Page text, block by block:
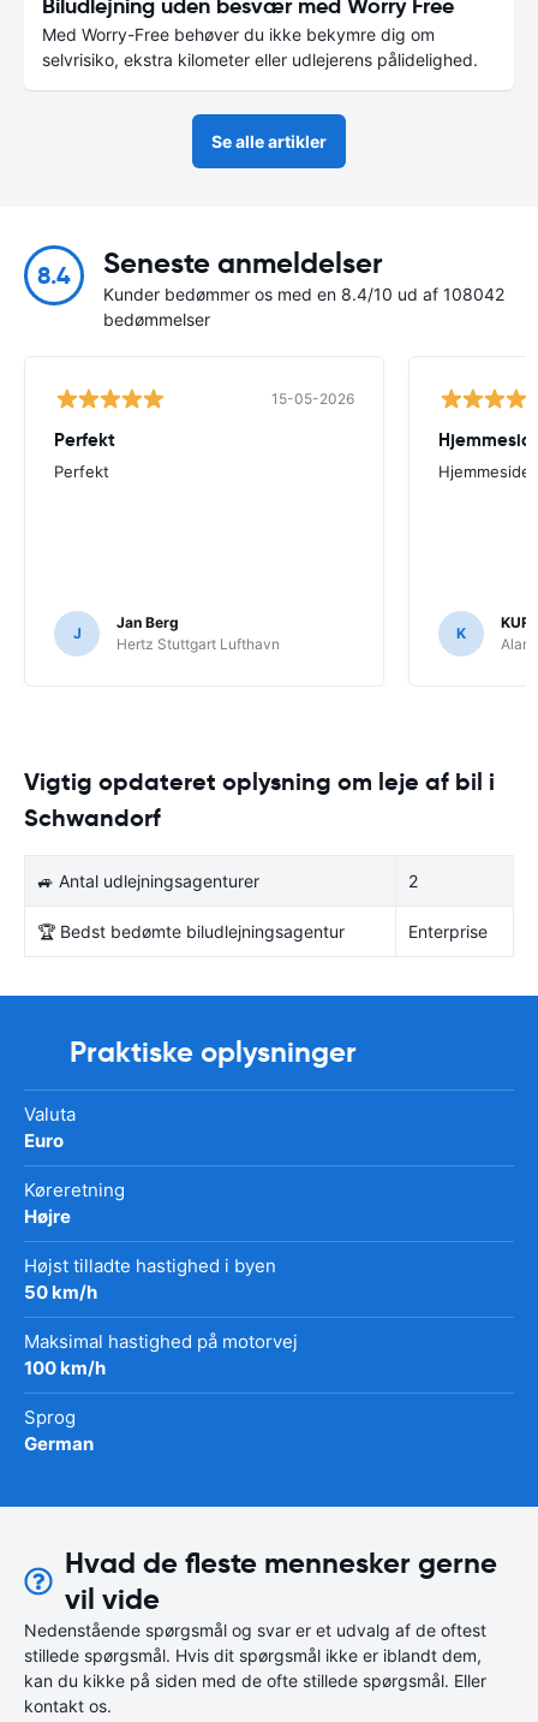
Med Worry-Free behøver du ikke bekymre dig om
selvrisiko, ekstra kilometer eller udlejerens pålidelighed.
Se alle artikler
8.4 Seneste anmeldelser
Kunder bedømmer os med en 8.4/10 ud af 108042
bedømmelser
15-05-2026
Perfekt
Perfekt
J
Jan Berg
Hertz Stuttgart Lufthavn
K
Vigtig opdateret oplysning om leje af bil i
Schwandorf
🚙 Antal udlejningsagenturer 2
🏆 Bedst bedømte biludlejningsagentur Enterprise
Praktiske oplysninger
Valuta
Euro
Køreretning
Højre
Højst tilladte hastighed i byen
50 km/h
Maksimal hastighed på motorvej
100 km/h
Sprog
German
Hvad de fleste mennesker gerne
vil vide
Nedenstående spørgsmål og svar er et udvalg af de oftest
stillede spørgsmål. Hvis dit spørgsmål ikke er iblandt dem,
kan du kikke på siden med de ofte stillede spørgsmål. Eller
kontakt os.